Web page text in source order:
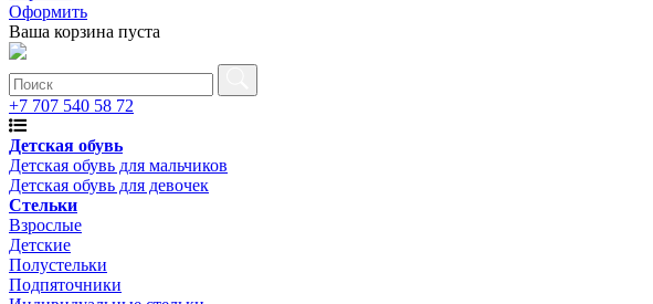
Оформить
Ваша корзина пуста
+7 707 540 58 72
Детская обувь
Детская обувь для мальчиков
Детская обувь для девочек
Стельки
Взрослые
Детские
Полустельки
Подпяточники